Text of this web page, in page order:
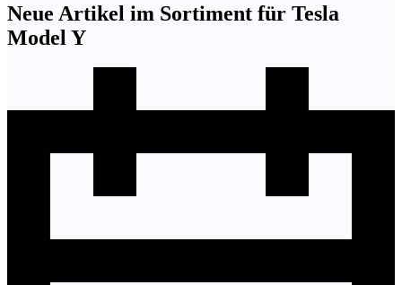
Neue Artikel im Sortiment für Tesla
Model Y